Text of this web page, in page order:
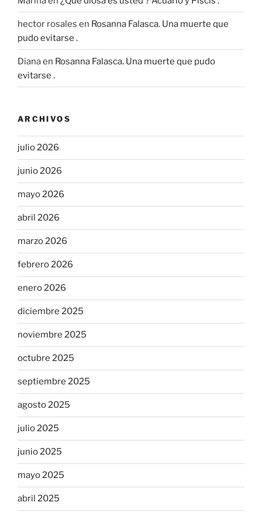
hector rosales en Rosanna Falasca. Una muerte que
pudo evitarse .
Dianaen Rosanna Falasca. Una muerte que pudo
evitarse .
ARCHIVOS
julio 2026
junio 2026
mayo 2026
abril 2026
marzo 2026
febrero 2026
enero 2026
diciembre 2025
noviembre 2025
octubre 2025
septiembre 2025
agosto 2025
julio 2025
junio 2025
mayo 2025
abril 2025